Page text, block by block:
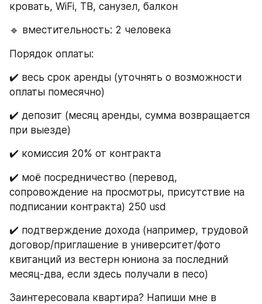
кровать, WiFi, ТВ, санузел, балкон
🔹 вместительность: 2 человека
Порядок оплаты:
✔️ весь срок аренды (уточнять о возможности
оплаты помесячно)
✔️ депозит (месяц аренды, сумма возвращается
при выезде)
✔️ комиссия 20% от контракта
✔️ моё посредничество (перевод,
сопровождение на просмотры, присутствие на
подписании контракта) 250 usd
✔️ подтверждение дохода (например, трудовой
договор/приглашение в университет/фото
квитанций из вестерн юниона за последний
месяц-два, если здесь получали в песо)
Заинтересовала квартира? Напиши мне в